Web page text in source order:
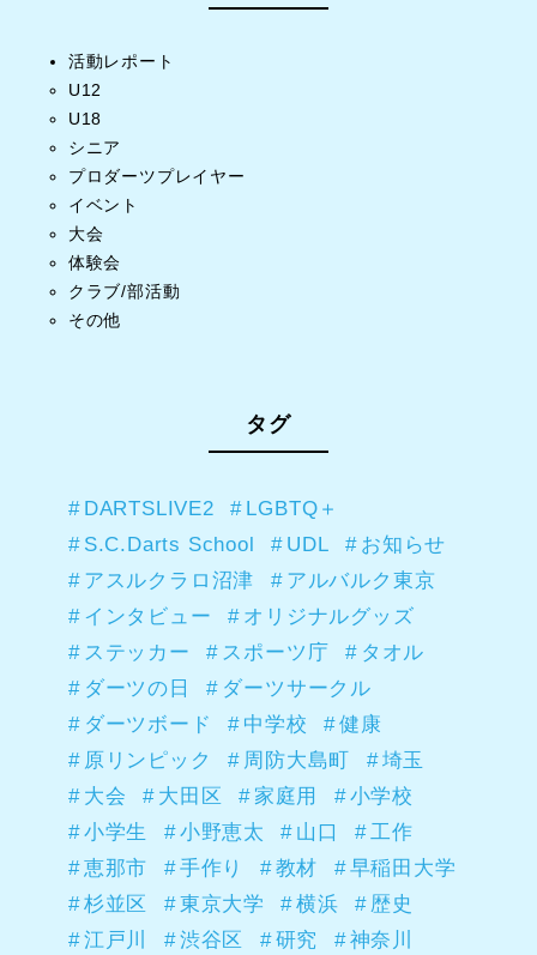
活動レポート
U12
U18
シニア
プロダーツプレイヤー
イベント
大会
体験会
クラブ/部活動
その他
タグ
DARTSLIVE2
LGBTQ＋
S.C.Darts School
UDL
お知らせ
アスルクラロ沼津
アルバルク東京
インタビュー
オリジナルグッズ
ステッカー
スポーツ庁
タオル
ダーツの日
ダーツサークル
ダーツボード
中学校
健康
原リンピック
周防大島町
埼玉
大会
大田区 家庭用
小学校
小学生
小野恵太 山口
工作
恵那市
手作り 教材
早稲田大学
杉並区
東京大学 横浜
歴史
江戸川
渋谷区 研究
神奈川